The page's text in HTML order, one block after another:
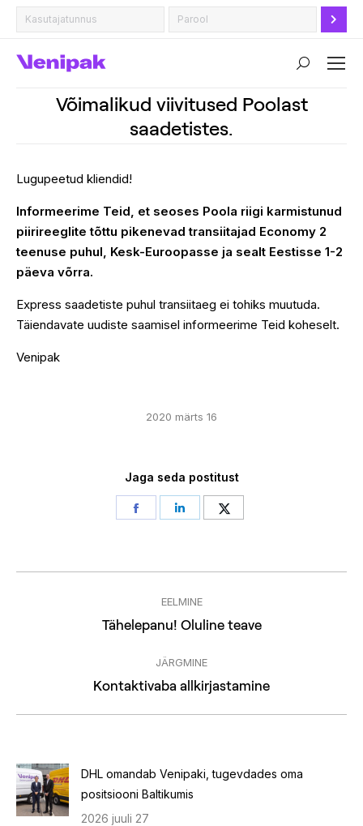
Search:
Võimalikud viivitused Poolast
saadetistes.
Lugupeetud kliendid!
Informeerime Teid, et seoses Poola riigi karmistunud
piirireeglite tõttu pikenevad transiitajad Economy 2
teenuse puhul, Kesk-Euroopasse ja sealt Eestisse 1-2
päeva võrra.
Express saadetiste puhul transiitaeg ei tohiks muutuda.
Täiendavate uudiste saamisel informeerime Teid koheselt.
Venipak
2020 märts 16
Jaga seda postitust
Share
Share
EELMINE
Previous
Tähelepanu! Oluline teave
JÄRGMINE
Next
Kontaktivaba allkirjastamine
DHL omandab Venipaki, tugevdades oma
positsiooni Baltikumis
2026 juuli 27